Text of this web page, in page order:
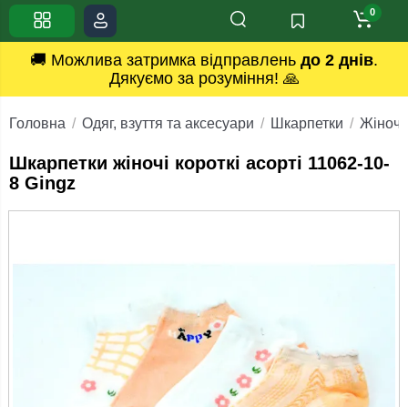
🚚 Можлива затримка відправлень до 2 днів.
Дякуємо за розуміння! 🙏
0
Головна Одяг, взуття та аксесуари Шкарпетки
Шкарпетки жіночі короткі асорті 11062-10-
8 Gingz